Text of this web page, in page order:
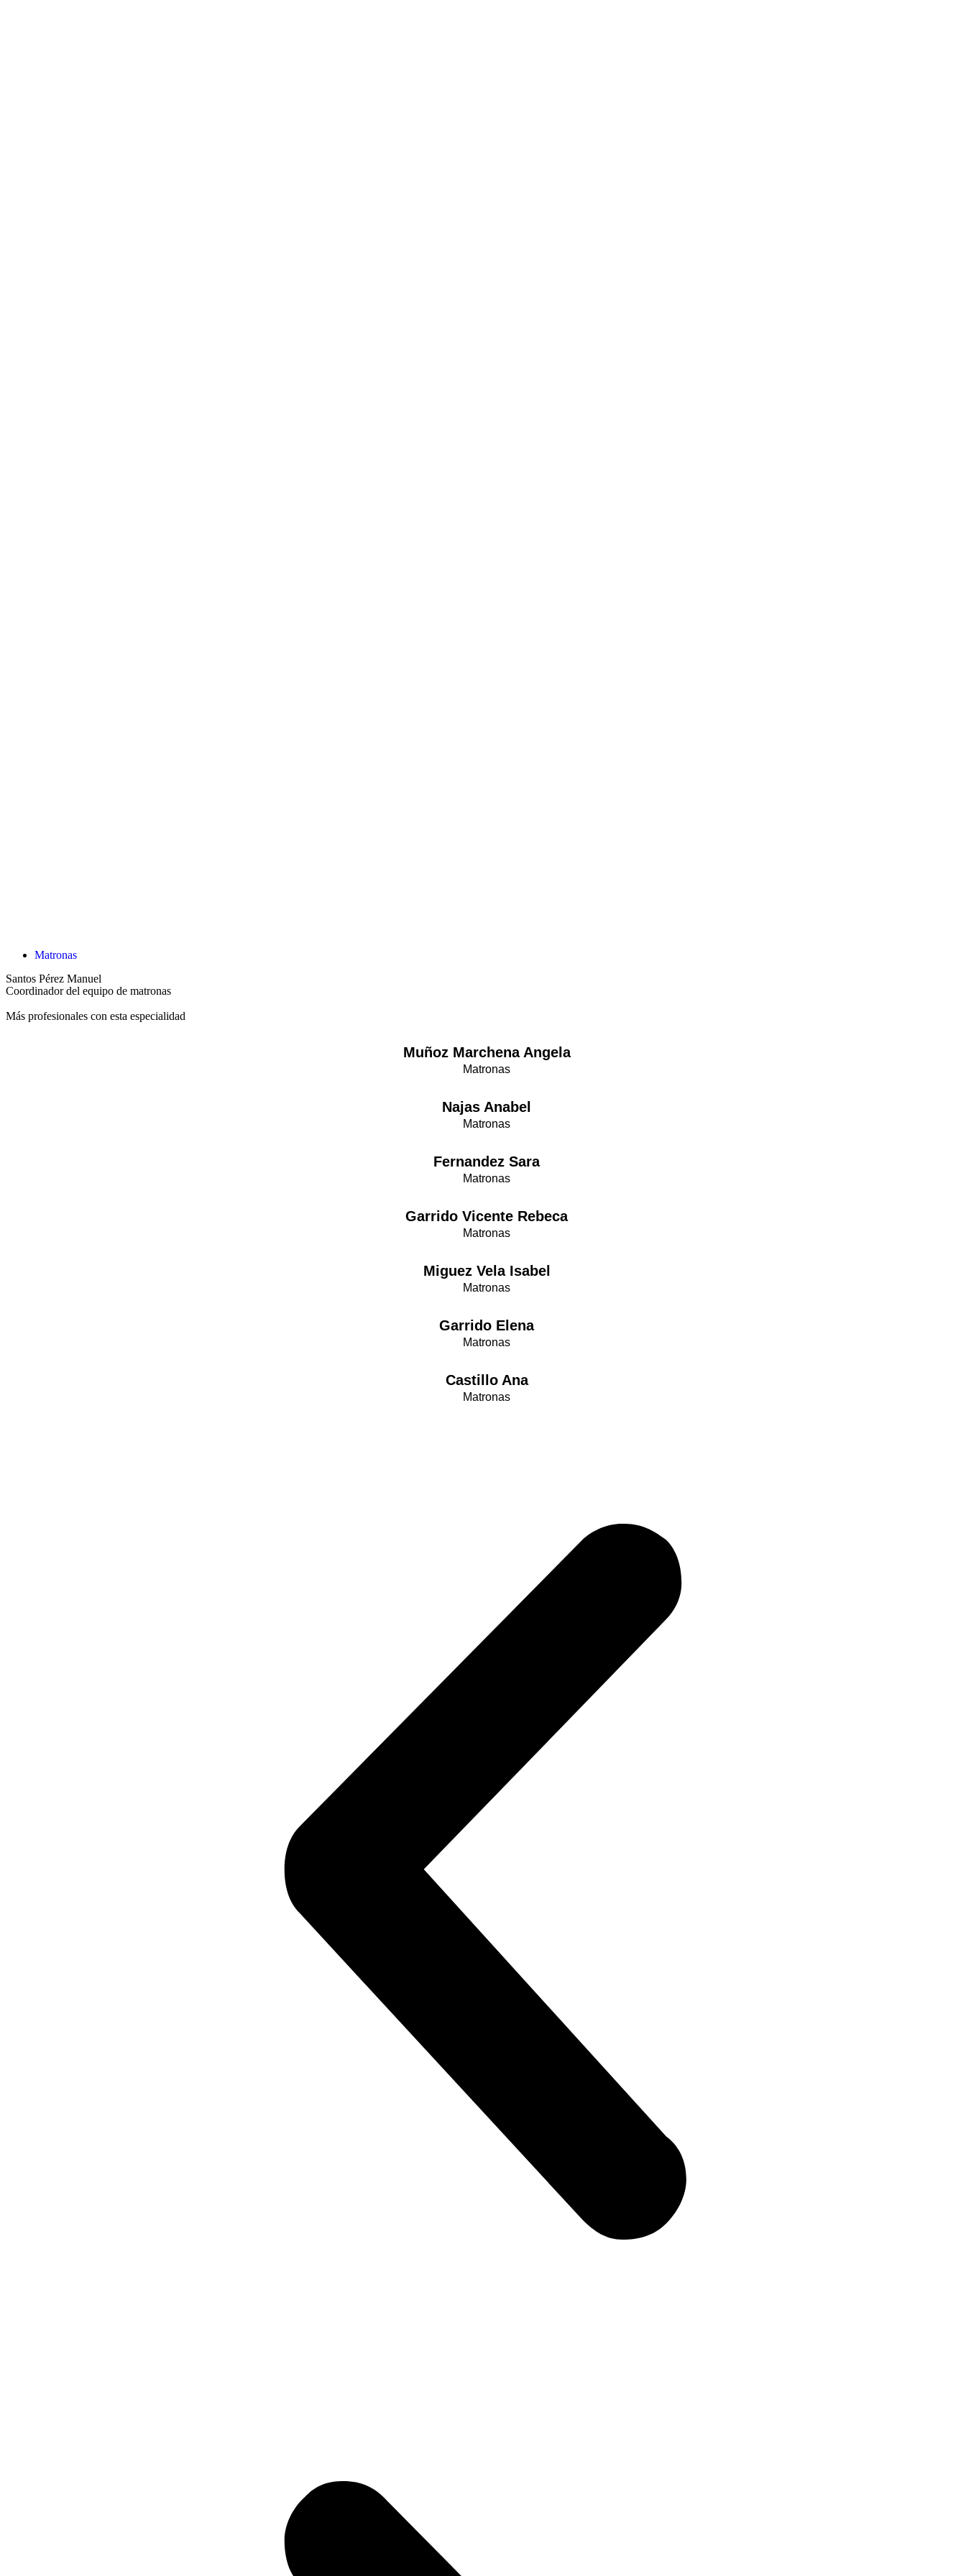
Matronas
Santos Pérez Manuel
Coordinador del equipo de matronas
Más profesionales con esta especialidad
Muñoz Marchena Angela
Matronas
Najas Anabel
Matronas
Fernandez Sara
Matronas
Garrido Vicente Rebeca
Matronas
Miguez Vela Isabel
Matronas
Garrido Elena
Matronas
Castillo Ana
Matronas